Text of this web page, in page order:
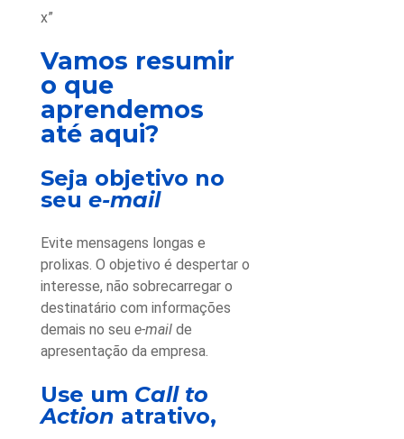
x”
Vamos resumir
o que
aprendemos
até aqui?
Seja objetivo no
seu e-mail
Evite mensagens longas e
prolixas. O objetivo é despertar o
interesse, não sobrecarregar o
destinatário com informações
demais no seu e-mail de
apresentação da empresa.
Use um Call to
Action atrativo,